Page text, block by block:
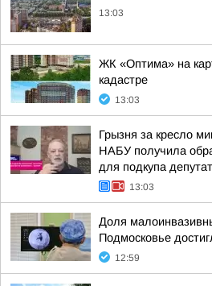
13:03
ЖК «Оптима» на
кадастре
13:03
Грызня за кресло
НАБУ получила
для подкупа
13:03
Доля
Подмосковье
12:59